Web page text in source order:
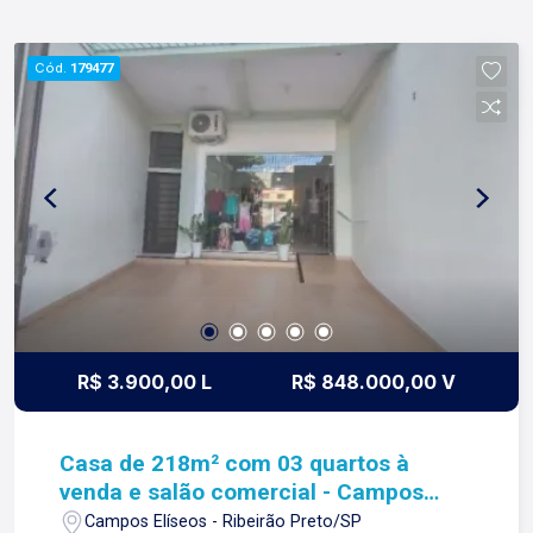
Cód. 179477
R$ 3.900,00 L R$ 848.000,00 V
Casa de 218m² com 03 quartos à
venda e salão comercial - Campos
Eliseos
Campos Elíseos - Ribeirão Preto/SP